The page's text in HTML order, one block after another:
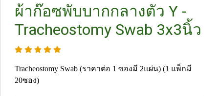
ผ้าก๊อซพับบากกลางตัว Y -
Tracheostomy Swab 3x3นิ้ว
Tracheostomy Swab (ราคาต่อ 1 ซองมี 2แผ่น) (1 แพ็กมี
20ซอง)